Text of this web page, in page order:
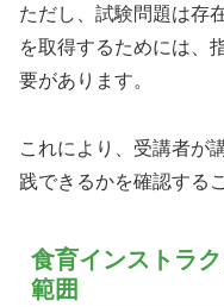
ただし、試験問題は存
を取得するためには、
要があります。
これにより、受講者が
践できるかを確認する
食育インストラ
範囲